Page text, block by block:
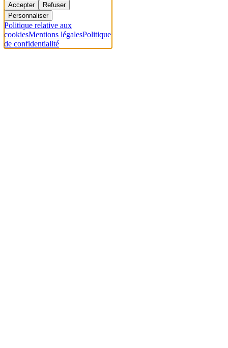
Accepter
Refuser
Personnaliser
Politique relative aux
cookiesMentions légalesPolitique
de confidentialité